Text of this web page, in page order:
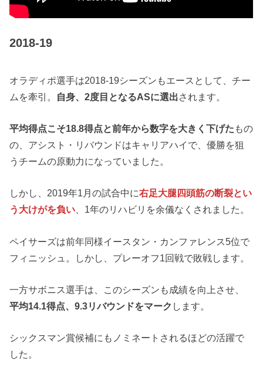
2018-19
オラディポ選手は2018-19シーズンもエースとして、チー
ムを牽引。 自身、2度目となるASに選出されます。
平均得点こそ18.8得点と前年から数字を大きく下げた もの
の、アシスト・リバウンドはキャリアハイで、優勝を狙
うチームの原動力になっていました。
しかし、2019年1月の試合中に右足大腿四頭筋の断裂とい
う大けがを負い 、1年のリハビリを余儀なくされました。
ペイサーズは前年同様イースタン・カンファレンス5位で
フィニッシュ。しかし、プレーオフ1回戦で敗戦します。
一方サボニス選手は、このシーズンも成績を向上させ、
平均14.1得点、9.3リバウンドをマーク します。
シックスマン賞候補にもノミネートされるほどの活躍で
した。